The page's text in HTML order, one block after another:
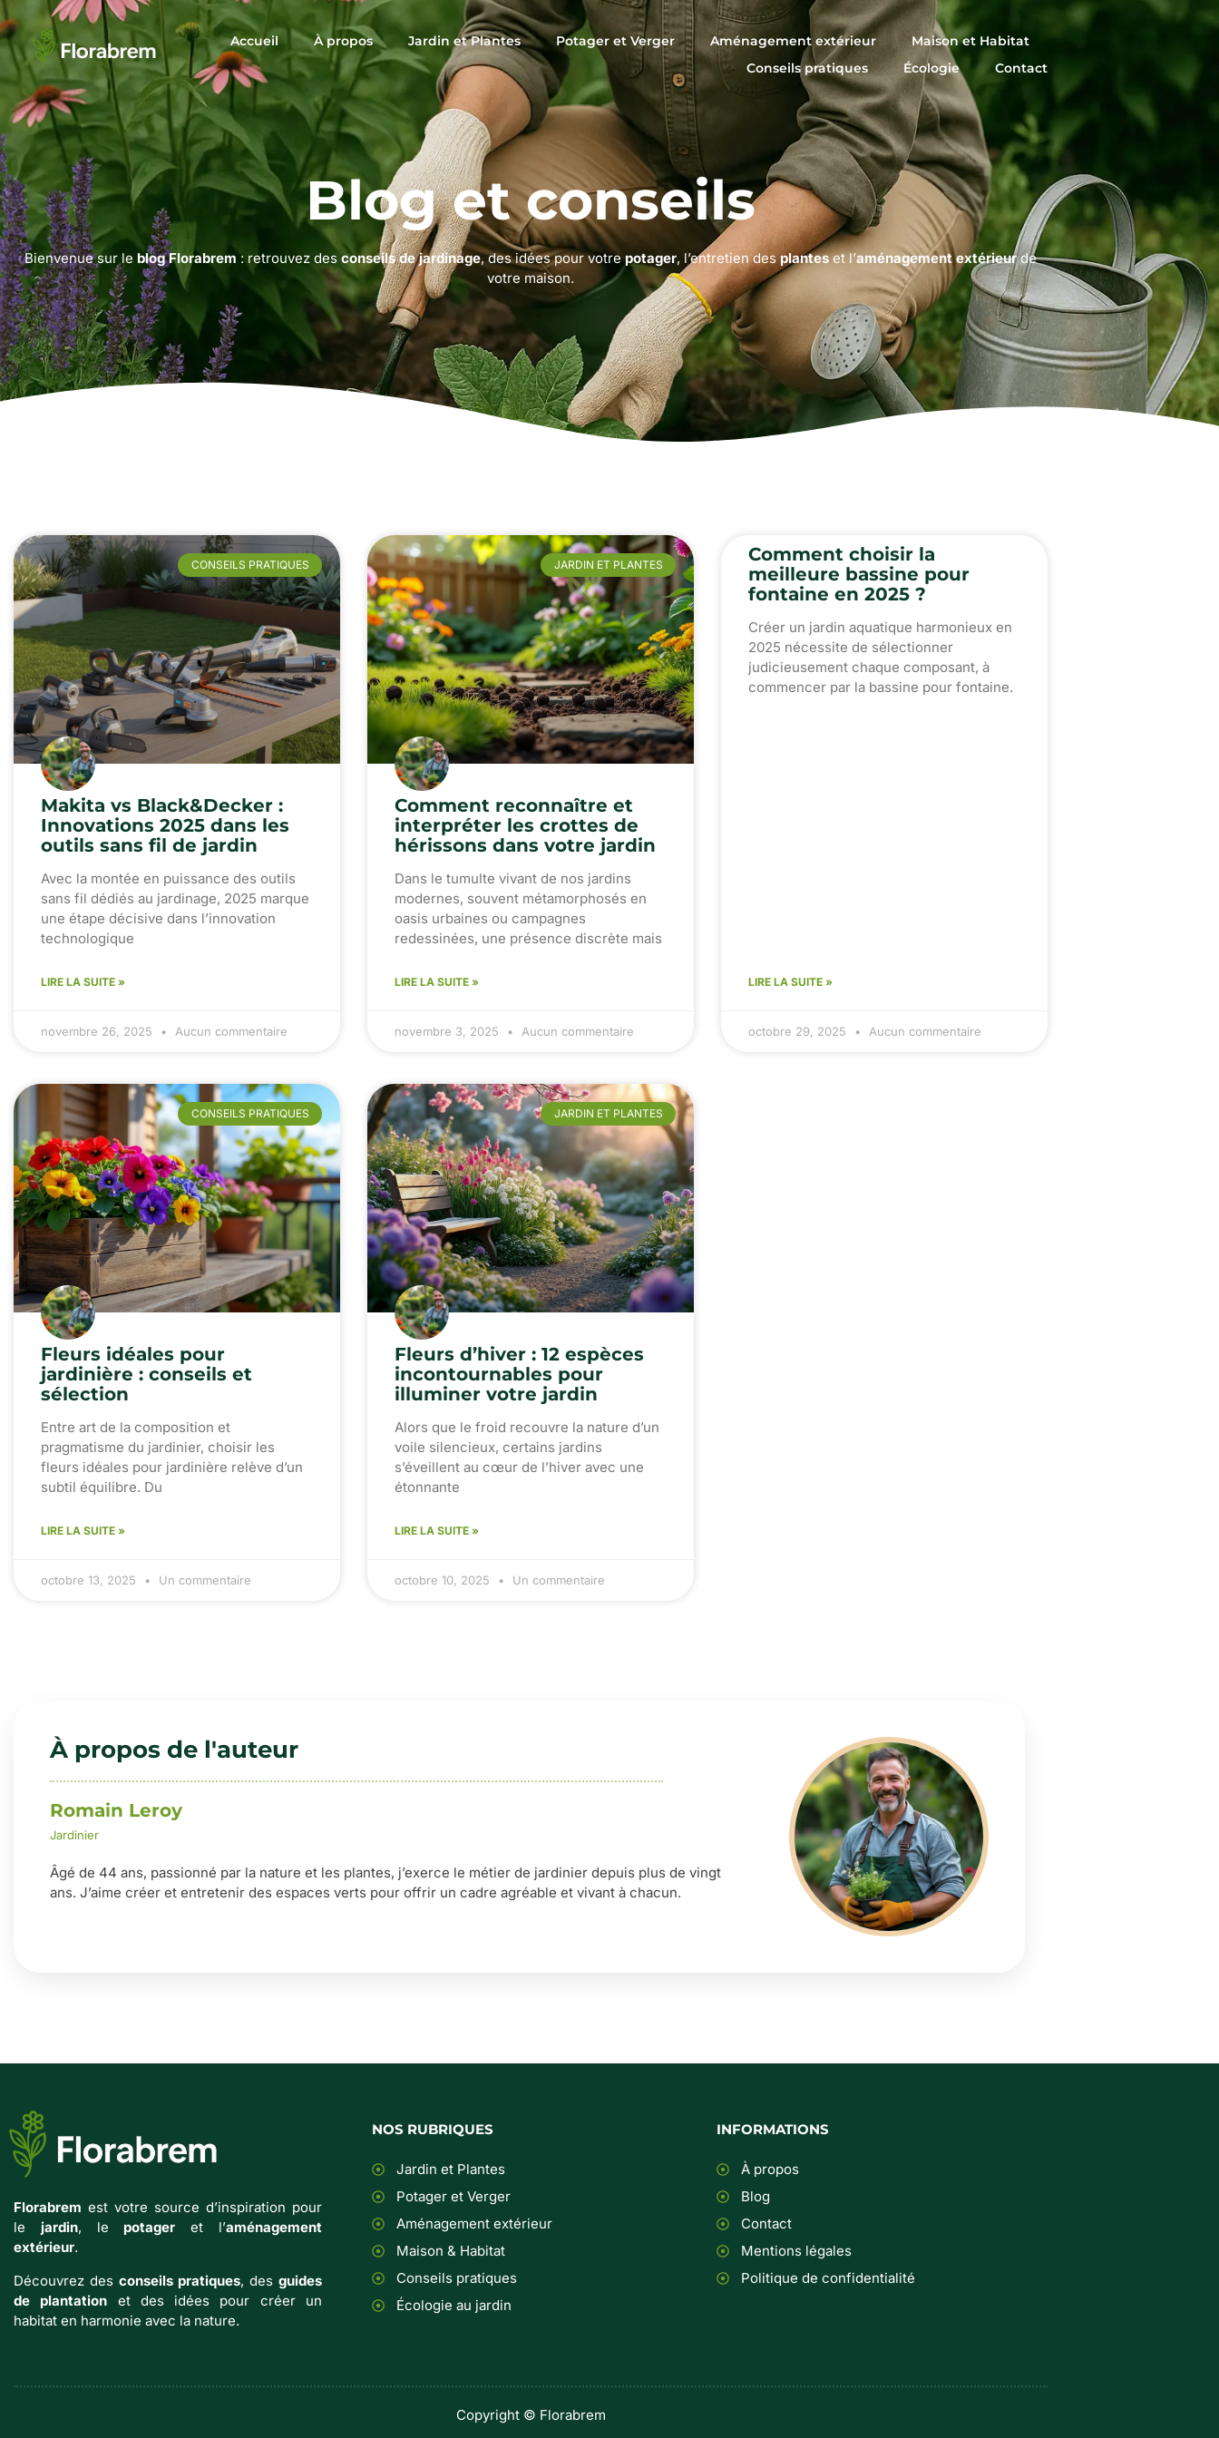
Accueil À propos Jardin et Plantes Potager et Verger Aménagement extérieur
Maison et Habitat
Conseils pratiques
Écologie Contact
Blog et conseils
Bienvenue sur le blog Florabrem : retrouvez des conseils de jardinage, des idées pour votre potager, l’entretien desplanteset l’aménagement extérieurde
votre maison.
CONSEILS PRATIQUES
Makita vs Black&Decker :
Innovations 2025 dans les
outils sans fil de jardin
Avec la montée en puissance des outils
sans fil dédiés au jardinage, 2025 marque
une étape décisive dans l’innovation
technologique
LIRE LA SUITE »
novembre 26, 2025 Aucun commentaire
JARDIN ET PLANTES
Comment reconnaître et
interpréter les crottes de
hérissons dans votre jardin
Dans le tumulte vivant de nos jardins
modernes, souvent métamorphosés en
oasis urbaines ou campagnes
redessinées, une présence discrète mais
LIRE LA SUITE »
novembre 3, 2025 Aucun commentaire
Comment choisir la
meilleure bassine pour
fontaine en 2025 ?
Créer un jardin aquatique harmonieux en
2025 nécessite de sélectionner
judicieusement chaque composant, à
commencer par la bassine pour fontaine.
LIRE LA SUITE »
octobre 29, 2025 Aucun commentaire
CONSEILS PRATIQUES
Fleurs idéales pour
jardinière : conseils et
sélection
Entre art de la composition et
pragmatisme du jardinier, choisir les
fleurs idéales pour jardinière relève d’un
subtil équilibre. Du
LIRE LA SUITE »
octobre 13, 2025 Un commentaire
JARDIN ET PLANTES
Fleurs d’hiver : 12 espèces
incontournables pour
illuminer votre jardin
Alors que le froid recouvre la nature d’un
voile silencieux, certains jardins
s’éveillent au cœur de l’hiver avec une
étonnante
LIRE LA SUITE »
octobre 10, 2025 Un commentaire
À propos de l'auteur
Romain Leroy
Jardinier
Âgé de 44 ans, passionné par la nature et les plantes, j’exerce le métier de jardinier depuis plus de vingt
ans. J’aime créer et entretenir des espaces verts pour offrir un cadre agréable et vivant à chacun.
Florabrem est votre source d’inspiration pour
le jardin, le potager et l’aménagement
extérieur.
Découvrez des conseils pratiques, des guides
de plantation et des idées pour créer un
habitat en harmonie avec la nature.
NOS RUBRIQUES
Jardin et Plantes
Potager et Verger
Aménagement extérieur
Maison & Habitat
Conseils pratiques
Écologie au jardin
INFORMATIONS
À propos
Blog
Contact
Mentions légales
Politique de confidentialité
Copyright © Florabrem